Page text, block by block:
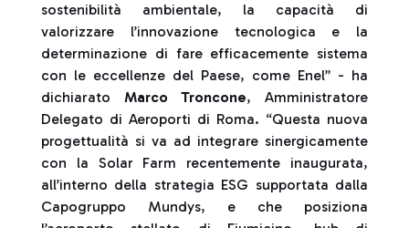
sostenibilità ambientale, la capacità di
valorizzare l’innovazione tecnologica e la
determinazione di fare efficacemente sistema
con le eccellenze del Paese, come Enel” - ha
dichiarato Marco Troncone, Amministratore
Delegato di Aeroporti di Roma. “Questa nuova
progettualità si va ad integrare sinergicamente
con la Solar Farm recentemente inaugurata,
all’interno della strategia ESG supportata dalla
Capogruppo Mundys, e che posiziona